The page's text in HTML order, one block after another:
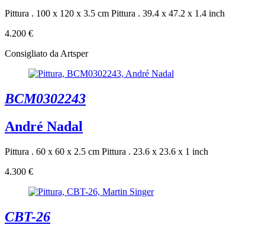
Pittura . 100 x 120 x 3.5 cm Pittura . 39.4 x 47.2 x 1.4 inch
4.200 €
Consigliato da Artsper
BCM0302243
André Nadal
Pittura . 60 x 60 x 2.5 cm Pittura . 23.6 x 23.6 x 1 inch
4.300 €
CBT-26